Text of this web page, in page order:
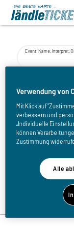
Event-Name, Interpret,
bis
Verwendung von
Mit Klick auf
verbessern und
„Individuelle
können
Zustimmung
Alle